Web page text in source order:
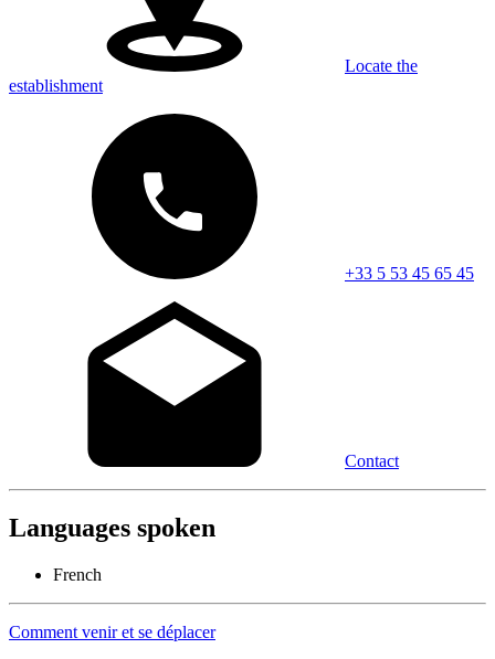
Locate the
establishment
+33 5 53 45 65 45
Contact
Languages spoken
French
Comment venir et se déplacer